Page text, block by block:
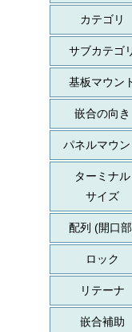
カテゴリ
サブカテゴ
基板マウン
嵌合の向き
パネルマウン
ターミナル
サイズ
配列 (開口
ロック
リテーナ
嵌合補助